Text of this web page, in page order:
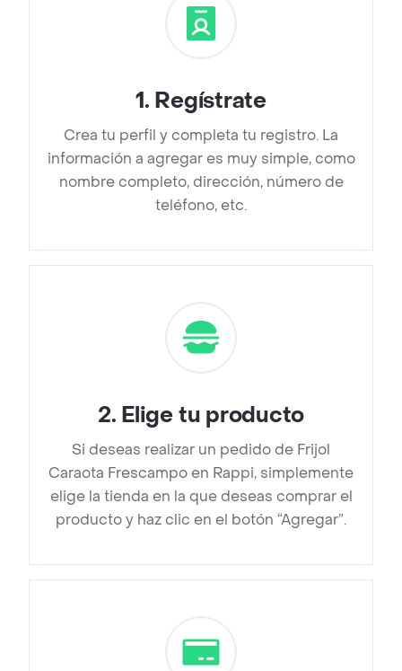
1. Regístrate
Crea tu perfil y completa tu registro. La
información a agregar es muy simple, como
nombre completo, dirección, número de
teléfono, etc.
2. Elige tu producto
Si deseas realizar un pedido de Frijol
Caraota Frescampo en Rappi, simplemente
elige la tienda en la que deseas comprar el
producto y haz clic en el botón “Agregar”.